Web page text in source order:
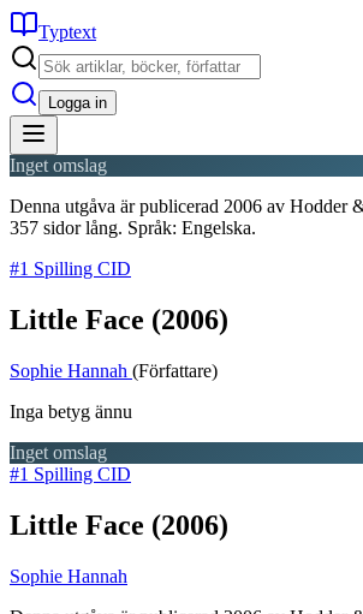
Typtext
Logga in
Inget omslag
Denna utgåva är publicerad 2006 av Hodder
357 sidor lång. Språk: Engelska.
#1 Spilling CID
Little Face (2006)
Sophie Hannah (Författare)
Inga betyg ännu
Inget omslag
#1 Spilling CID
Little Face (2006)
Sophie Hannah